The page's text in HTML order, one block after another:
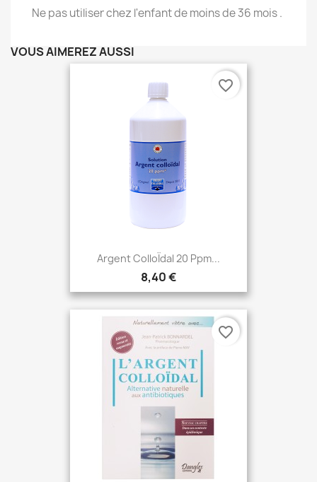
Ne pas utiliser chez l'enfant de moins de 36 mois .
VOUS AIMEREZ AUSSI
Argent ColloÏdal 20 Ppm...
8,40 €
favorite_border
favorite_border